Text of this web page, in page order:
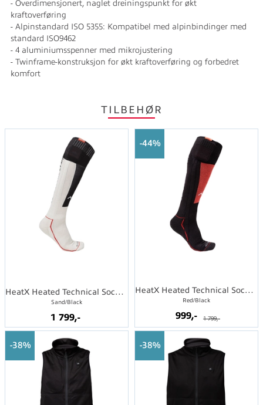
- Overdimensjonert, naglet dreiningspunkt for økt
kraftoverføring
- Alpinstandard ISO 5355: Kompatibel med alpinbindinger med
standard ISO9462
- 4 aluminiumsspenner med mikrojustering
- Twinframe-konstruksjon for økt kraftoverføring og forbedret
komfort
TILBEHØR
HeatX Heated Technical Socks w/batt.
Sand/Black
1 799,-
44%
HeatX Heated Technical Socks w/batt.
Red/Black
999,- 1 799,-
38% 38%